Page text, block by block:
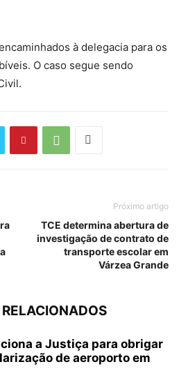
à delegacia para os
O caso segue sendo
Próximo artigo
TCE determina abertura de
investigação de contrato de
transporte escolar em
Várzea Grande
a Justiça para obrigar
de aeroporto em